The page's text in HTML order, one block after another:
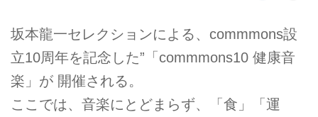
坂本龍一セレクションによる、commmons設
立10周年を記念した”「commmons10 健康音
楽」が 開催される。
ここでは、音楽にとどまらず、「食」「運